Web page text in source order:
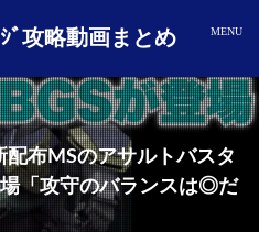
ﾞ攻略動画まとめ
布MSのアサルトバスタ
「攻守のバランスは◎だ